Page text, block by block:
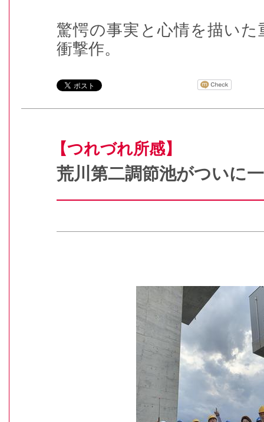
驚愕の事実と心情を描い
衝撃作。
【つれづれ所感】
荒川第二調節池がついに